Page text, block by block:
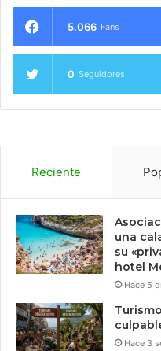
5.066 Fans
0 Seguidores
Reciente
una
su
hotel
Hace 5
Hace 3